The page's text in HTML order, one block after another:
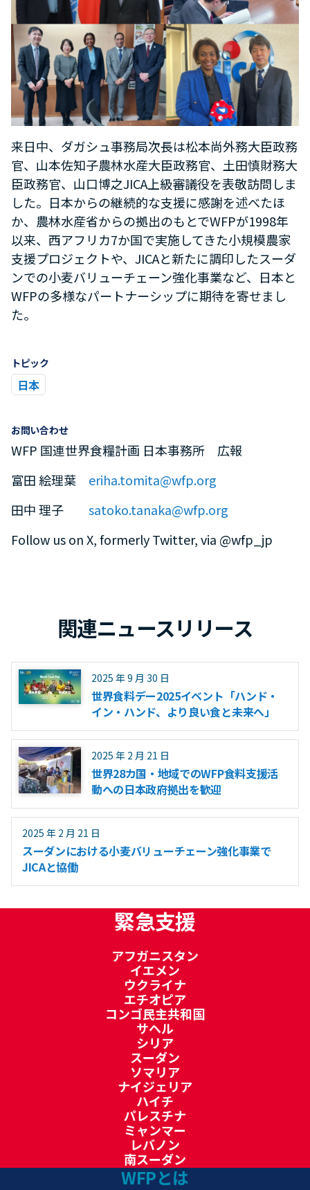
来日中、ダガシュ事務局次長は松本尚外務大臣政務
官、山本佐知子農林水産大臣政務官、土田慎財務大
臣政務官、山口博之JICA 上級審議役を表敬訪問しま
した。日本からの継続的な支援に感謝を述べたほ
か、農林水産省からの拠出のもとでWFPが1998年
以来、西アフリカ7か国で実施してきた小規模農家
支援プロジェクトや、 JICAと新たに調印したスーダ
ンでの小麦バリューチェーン強化事業など、日本と
WFPの多様なパートナーシップに期待を寄せまし
た。
トピック
日本
お問い合わせ
WFP 国連世界食糧計画 日本事務所 広報
富田 絵理葉 eriha.tomita@wfp.org
田中 理子 satoko.tanaka@wfp.org
Follow us on X, formerly Twitter, via @wfp_jp
関連ニュースリリース
2025 年 9 月 30 日
世界食料デー2025イベント「ハンド・
イン・ハンド、より良い食と未来へ」
2025 年 2 月 21 日
世界28カ国・地域でのWFP食料支援活
動への日本政府拠出を歓迎
2025 年 2 月 21 日
スーダンにおける小麦バリューチェーン強化事業で
JICAと協働
緊急支援
アフガニスタン
イエメン
ウクライナ
エチオピア
コンゴ民主共和国
サヘル
シリア
スーダン
ソマリア
ナイジェリア
ハイチ
パレスチナ
ミャンマー
レバノン
南スーダン
WFPとは